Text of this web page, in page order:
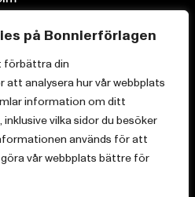
på Bonnierförlagen
förbättra din
att analysera hur vår webbplats
information om ditt
vilka sidor du besöker
används för att
vår webbplats bättre för
Cookies